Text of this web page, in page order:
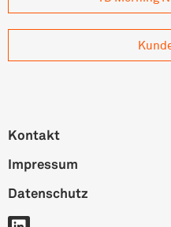
Kontakt
Impressum
Datenschutz